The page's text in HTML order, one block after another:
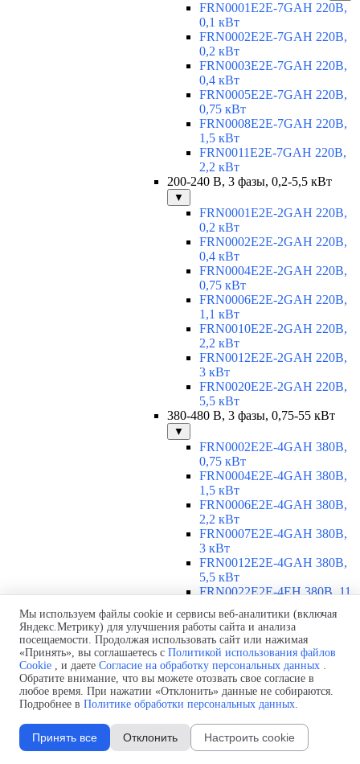
FRN0001E2E-7GAH 220В,
0,1 кВт
FRN0002E2E-7GAH 220В,
0,2 кВт
FRN0003E2E-7GAH 220В,
0,4 кВт
FRN0005E2E-7GAH 220В,
0,75 кВт
FRN0008E2E-7GAH 220В,
1,5 кВт
FRN0011E2E-7GAH 220В,
2,2 кВт
200-240 В, 3 фазы, 0,2-5,5 кВт
▼
FRN0001E2E-2GAH 220В,
0,2 кВт
FRN0002E2E-2GAH 220В,
0,4 кВт
FRN0004E2E-2GAH 220В,
0,75 кВт
FRN0006E2E-2GAH 220В,
1,1 кВт
FRN0010E2E-2GAH 220В,
2,2 кВт
FRN0012E2E-2GAH 220В,
3 кВт
FRN0020E2E-2GAH 220В,
5,5 кВт
380-480 В, 3 фазы, 0,75-55 кВт
▼
FRN0002E2E-4GAH 380В,
0,75 кВт
FRN0004E2E-4GAH 380В,
1,5 кВт
FRN0006E2E-4GAH 380В,
2,2 кВт
FRN0007E2E-4GAH 380В,
3 кВт
FRN0012E2E-4GAH 380В,
5,5 кВт
FRN0022E2E-4EH 380В, 11
FRN0029E2E-4EH 380В, 15
кВт
FRN0037E2E-4EH 380В,
18,5 кВт
FRN0044E2E-4EH 380В, 22
кВт
FRN0059E2E-4EH 380В, 30
кВт
FRN0072E2E-4EH 380В, 37
кВт
Мы используем файлы cookie и сервисы веб-аналитики (включая
Яндекс.Метрику) для улучшения работы сайта и анализа
посещаемости. Продолжая использовать сайт или нажимая
«Принять», вы соглашаетесь с Политикой использования файлов
Cookie , и даете Согласие на обработку персональных данных .
Обратите внимание, что вы можете отозвать свое согласие в
любое время. При нажатии «Отклонить» данные не собираются.
Подробнее в Политике обработки персональных данных.
Принять все Отклонить Настроить cookie